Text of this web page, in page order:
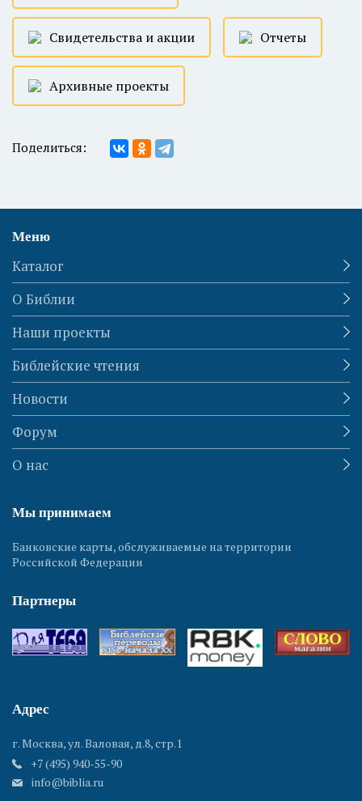
Свидетельства и акции Отчеты
Архивные проекты
Поделиться:
Меню
Каталог
О Библии
Наши проекты
Библейские чтения
Новости
Форум
О нас
Мы принимаем
Банковские карты, обслуживаемые на территории
Российской Федерации
Партнеры
Адрес
г. Москва, ул. Валовая, д.8, стр.1
+7 (495) 940-55-90
info@biblia.ru